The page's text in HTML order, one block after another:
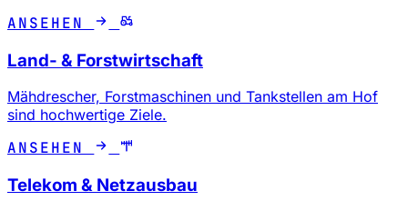
ANSEHEN
Land- & Forstwirtschaft
Mähdrescher, Forstmaschinen und Tankstellen am Hof
sind hochwertige Ziele.
ANSEHEN
Telekom & Netzausbau